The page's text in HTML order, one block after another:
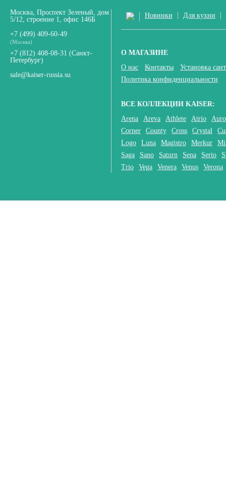
Vincent бронза для мойки
P
-
Москва, Проспект Зеленый, дом
5/12, строение 1, офис 146Б
+7 (499) 409-60-49
(Москва)
+7 (812) 408-08-31 (Санкт-
Петербург)
sale@kaiser-russia.su
Новинки Для кухни
О МАГАЗИНЕ
О нас
Контакты
Установка
Политика конфиденциальности
ВСЕ КОЛЛЕКЦИИ KAISER:
Arena
Areva Athlete Atrio
Corner
County Cross Crystal
Logo
Luna Magistro Merkur
Saga
Sano Saturn Sena Serio
Trio
Vega Venera Venus Verona